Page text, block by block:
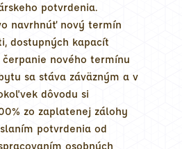
potvrdenia.
navrhnúť nový termín
dostupných kapacít
nového termínu
sa stáva záväzným a v
dôvodu si
zo zaplatenej zálohy
potvrdenia od
osobných